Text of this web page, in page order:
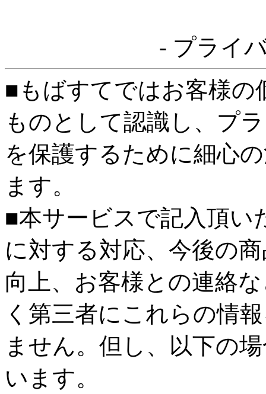
- プライ
■もばすてではお客様の
ものとして認識し、プ
を保護するために細心
ます。
■本サービスで記入頂い
に対する対応、今後の
向上、お客様との連絡
く第三者にこれらの情
ません。但し、以下の
います。